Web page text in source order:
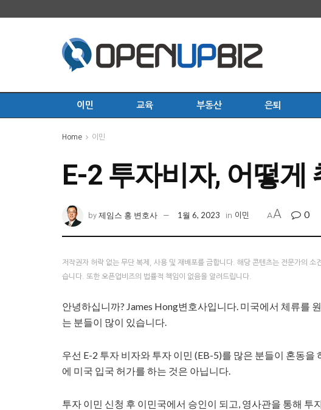
이민 교육 부동산 은퇴
Home 이민
E-2 투자비자, 어떻게
by 제임스 홍 변호사 1월 6, 2023 in 이민 AA 0
저작권자 허락 없는 무단 복제, 사용 및 재배포를 금합니다. 해당 콘텐츠는 전문가의
습니다. 또한 오픈업비즈의 법률적 책임이 없음을 알려드립니다.
안녕하십니까? James Hong변호사입니다. 미국에서 체류를
는 분들이 많이 있습니다.
우선 E-2 투자 비자와 투자 이민 (EB-5)를 많은 분들이 혼동
에 미국 입국 허가를 하는 것은 아닙니다.
투자 이민 신청 후 이민국에서 승인이 되고, 영사관을 통해 투